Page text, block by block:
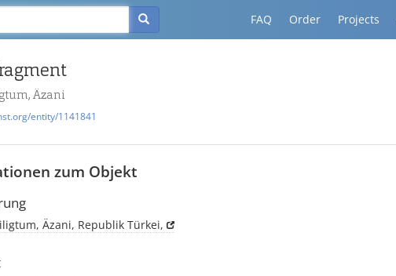
FAQ Order Projects
Äzani
entity/1141841
zum Objekt
Äzani, Republik Türkei,